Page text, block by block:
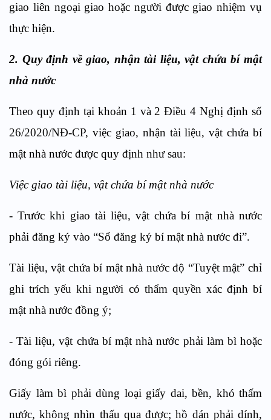
giao liên ngoại giao hoặc người được giao nhiệm vụ
thực hiện.
2. Quy định về giao, nhận tài liệu, vật chứa bí mật
nhà nước
Theo quy định tại khoản 1 và 2 Điều 4 Nghị định số
26/2020/NĐ-CP, việc giao, nhận tài liệu, vật chứa bí
mật nhà nước được quy định như sau:
Việc giao tài liệu, vật chứa bí mật nhà nước
- Trước khi giao tài liệu, vật chứa bí mật nhà nước
phải đăng ký vào “Sổ đăng ký bí mật nhà nước đi”.
Tài liệu, vật chứa bí mật nhà nước độ “Tuyệt mật” chỉ
ghi trích yếu khi người có thẩm quyền xác định bí
mật nhà nước đồng ý;
- Tài liệu, vật chứa bí mật nhà nước phải làm bì hoặc
đóng gói riêng.
Giấy làm bì phải dùng loại giấy dai, bền, khó thấm
nước, không nhìn thấu qua được; hồ dán phải dính,